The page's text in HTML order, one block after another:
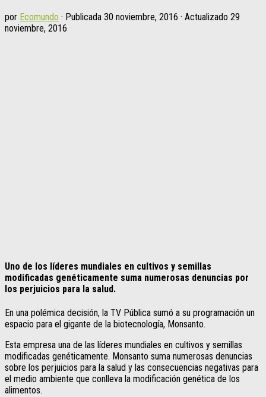
por Ecomundo · Publicada 30 noviembre, 2016 · Actualizado 29
noviembre, 2016
Uno de los líderes mundiales en cultivos y semillas
modificadas genéticamente suma numerosas denuncias por
los perjuicios para la salud.
En una polémica decisión, la TV Pública sumó a su programación un
espacio para el gigante de la biotecnología, Monsanto.
Esta empresa una de las líderes mundiales en cultivos y semillas
modificadas genéticamente. Monsanto suma numerosas denuncias
sobre los perjuicios para la salud y las consecuencias negativas para
el medio ambiente que conlleva la modificación genética de los
alimentos.